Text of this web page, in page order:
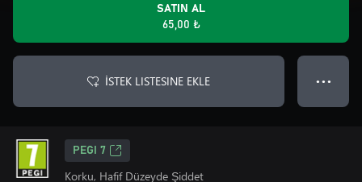
SATIN AL
65,00 ₺
İSTEK LISTESINE EKLE ● ● ●
PEGI 7
Korku, Hafif Düzeyde Şiddet